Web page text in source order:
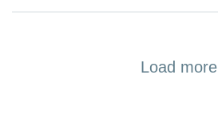
Load more